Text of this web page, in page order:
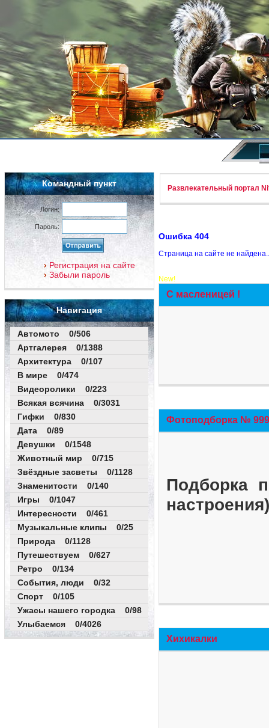
Командный пункт
Логин:
Пароль:
Регистрация на сайте
Забыли пароль
Навигация
Автомото 0/506
Артгалерея 0/1388
Архитектура 0/107
В мире 0/474
Видеоролики 0/223
Всякая всячина 0/3031
Гифки 0/830
Дата 0/89
Девушки 0/1548
Животный мир 0/715
Звёздные засветы 0/1128
Знаменитости 0/140
Игры 0/1047
Интересности 0/461
Музыкальные клипы 0/25
Природа 0/1128
Путешествуем 0/627
Ретро 0/134
События, люди 0/32
Спорт 0/105
Ужасы нашего городка 0/98
Улыбаемся 0/4026
Развлекательный портал
Ошибка 404
Страница на сайте не
New!
С масленицей !
Фотоподборка №
Подборка
Хихикалки